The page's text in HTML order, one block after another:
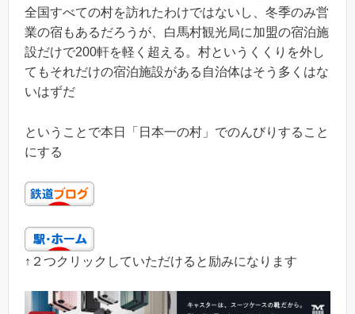
全国すべての村を訪れたわけではないし、冬季のみ営
業の宿もあるだろうが、白馬村観光局に加盟の宿泊施
設だけで200軒を軽く超える。村というくくりを外し
てもそれだけの宿泊施設がある自治体はそう多くはな
いはずだ
ということで本日「日本一の村」でのんびりすること
にする
↑２つクリックしていただけると励みになります